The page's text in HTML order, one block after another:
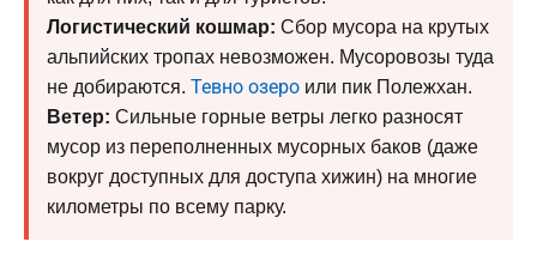
Логистический кошмар: Сбор мусора на крутых
альпийских тропах невозможен. Мусоровозы туда
не добираются. Тевно озеро или пик Полежхан.
Ветер: Сильные горные ветры легко разносят
мусор из переполненных мусорных баков (даже
вокруг доступных для доступа хижин) на многие
километры по всему парку.